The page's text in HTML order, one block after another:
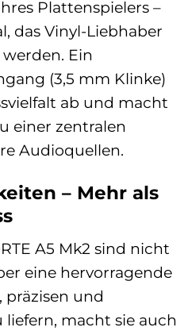
Plattenspielers –
das Vinyl-Liebhaber
Ein
(3,5 mm Klinke)
ab und macht
einer zentralen
Audioquellen.
– Mehr als
A5 Mk2 sind nicht
eine hervorragende
präzisen und
macht sie auch